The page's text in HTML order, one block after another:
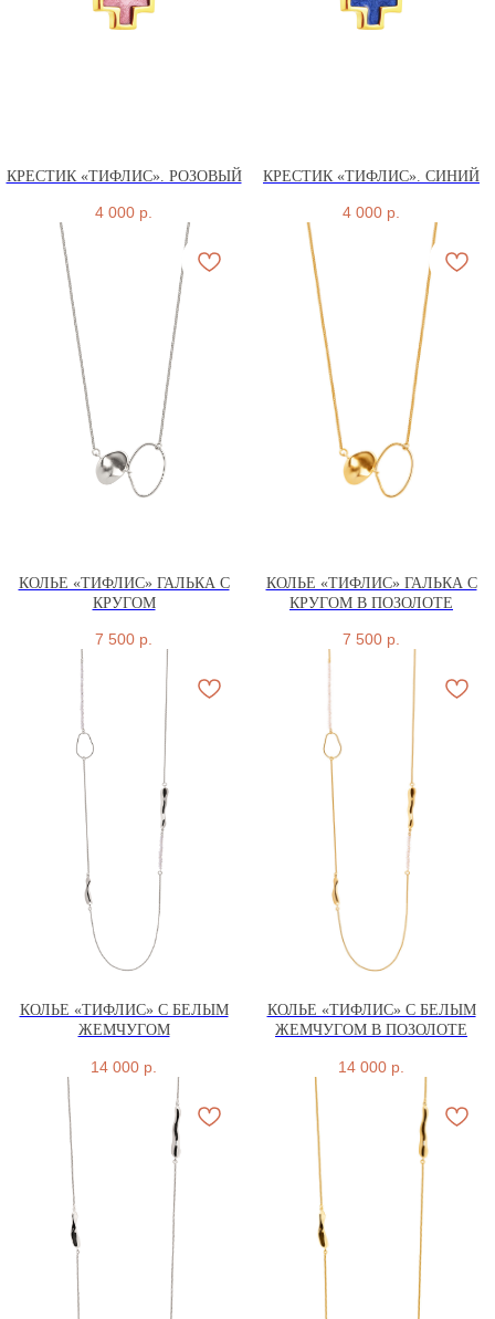
КРЕСТИК «ТИФЛИС». РОЗОВЫЙ
4 000 р.
КРЕСТИК «ТИФЛИС». СИНИЙ
4 000 р.
КОЛЬЕ «ТИФЛИС» ГАЛЬКА С
КРУГОМ
7 500 р.
КОЛЬЕ «ТИФЛИС» ГАЛЬКА С
КРУГОМ В ПОЗОЛОТЕ
7 500 р.
КОЛЬЕ «ТИФЛИС» С БЕЛЫМ
ЖЕМЧУГОМ
14 000 р.
КОЛЬЕ «ТИФЛИС» С БЕЛЫМ
ЖЕМЧУГОМ В ПОЗОЛОТЕ
14 000 р.